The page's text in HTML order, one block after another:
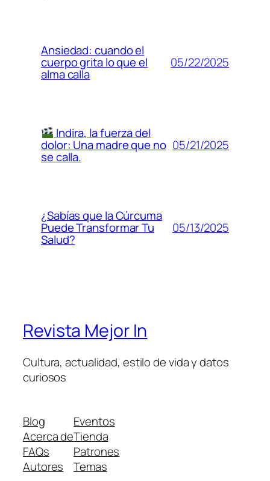
Ansiedad: cuando el
cuerpo grita lo que el
alma calla
05/22/2025
Indira, la fuerza del
dolor: Una madre que no
se calla.
05/21/2025
¿Sabías que la Cúrcuma
Puede Transformar Tu
Salud?
05/13/2025
Revista Mejor In
Cultura, actualidad, estilo de vida y datos
curiosos
Blog
Acerca de
FAQs
Autores
Eventos
Tienda
Patrones
Temas